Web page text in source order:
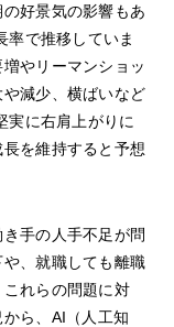
好景気の影響もあ
率で推移していま
やリーマンショッ
減少、横ばいなど
実に右肩上がりに
を維持すると予想
手の人手不足が問
、就職しても離職
れらの問題に対
ら、AI（人工知